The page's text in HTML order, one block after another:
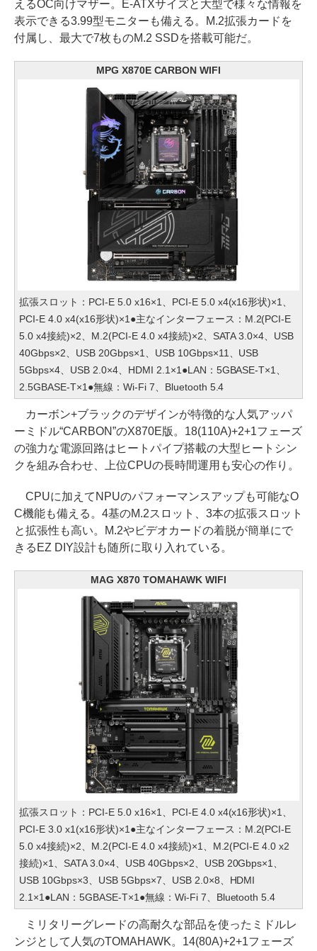
えるOC向けマザー。E-ATXサイズと大型で様々な情報を
表示できる3.99型モニターも備える。M.2拡張カードを
付属し、最大で7枚ものM.2 SSDを搭載可能だ。
MPG X870E CARBON WIFI
拡張スロット：PCI-E 5.0 x16×1、PCI-E 5.0 x4(x16形状)×1、
PCI-E 4.0 x4(x16形状)×1●主なインターフェース：M.2(PCI-E
5.0 x4接続)×2、M.2(PCI-E 4.0 x4接続)×2、SATA 3.0×4、USB
40Gbps×2、USB 20Gbps×1、USB 10Gbps×11、USB
5Gbps×4、USB 2.0×4、HDMI 2.1×1●LAN：5GBASE-T×1、
2.5GBASE-T×1●無線：Wi-Fi 7、Bluetooth 5.4
カーボン+ブラックのデザインが特徴的な人気アッパ
ーミドル“CARBON”のX870E版。18(110A)+2+1フェーズ
の強力な電源回路はヒートパイプ搭載の大型ヒートシン
クを組み合わせ、上位CPUの長時間運用も安心の作り。
CPUに加えてNPUのパフォーマンスアップも可能なO
C機能も備える。4基のM.2スロット、3本の拡張スロット
と拡張性も高い。M.2やビデオカードの着脱が簡単にで
きるEZ DIY設計も随所に取り入れている。
MAG X870 TOMAHAWK WIFI
拡張スロット：PCI-E 5.0 x16×1、PCI-E 4.0 x4(x16形状)×1、
PCI-E 3.0 x1(x16形状)×1●主なインターフェース：M.2(PCI-E
5.0 x4接続)×2、M.2(PCI-E 4.0 x4接続)×1、M.2(PCI-E 4.0 x2
接続)×1、SATA 3.0×4、USB 40Gbps×2、USB 20Gbps×1、
USB 10Gbps×3、USB 5Gbps×7、USB 2.0×8、HDMI
2.1×1●LAN：5GBASE-T×1●無線：Wi-Fi 7、Bluetooth 5.4
ミリタリーグレードの高耐久な部品を使ったミドルレ
ンジとして人気のTOMAHAWK。14(80A)+2+1フェーズ